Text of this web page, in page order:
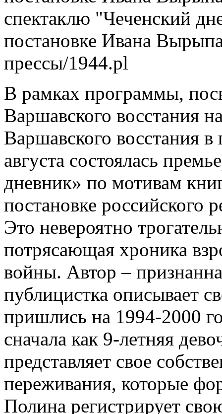
спектаклю "Чеченский
постановке Ивана
прессы/1944.pl
В рамках программы,
Варшавского восстания
Варшавского восстания
августа состоялась
дневник» по мотивам
постановке российского
Это невероятно
потрясающая хроника
войны. Автор –
публицистка описывает
пришлись на 1994-2000
сначала как 9-летняя
представляет свое
переживания, которые
Полина регистрирует